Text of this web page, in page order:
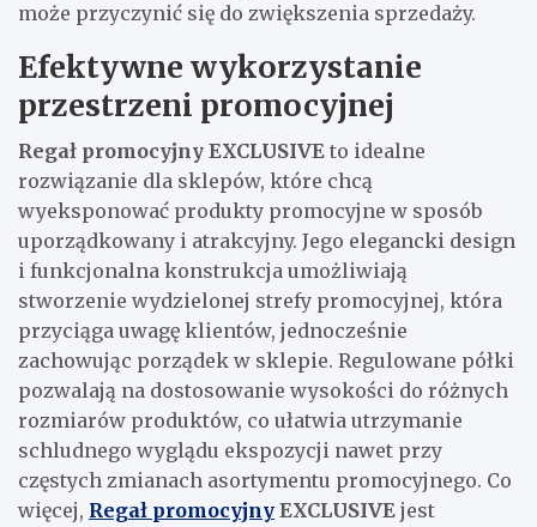
może przyczynić się do zwiększenia sprzedaży.
Efektywne wykorzystanie
przestrzeni promocyjnej
Regał promocyjny EXCLUSIVE to idealne
rozwiązanie dla sklepów, które chcą
wyeksponować produkty promocyjne w sposób
uporządkowany i atrakcyjny. Jego elegancki design
i funkcjonalna konstrukcja umożliwiają
stworzenie wydzielonej strefy promocyjnej, która
przyciąga uwagę klientów, jednocześnie
zachowując porządek w sklepie. Regulowane półki
pozwalają na dostosowanie wysokości do różnych
rozmiarów produktów, co ułatwia utrzymanie
schludnego wyglądu ekspozycji nawet przy
częstych zmianach asortymentu promocyjnego. Co
więcej, Regał promocyjny EXCLUSIVE jest